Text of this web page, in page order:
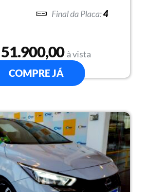
4
à vista
COMPRE JÁ